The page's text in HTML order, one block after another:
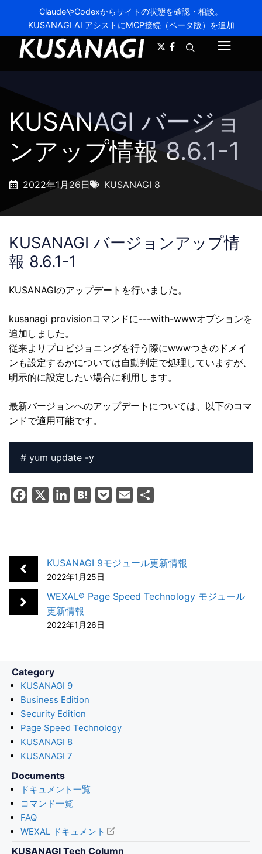
ClaudeやCodexからサイトの状態を確認・相談。
KUSANAGI AI アシストにMCP接続（ベータ版）を追加
ニ
KUSANAGI バージョ
ンアップ情報 8.6.1-1
2022年1月26日 KUSANAGI 8
KUSANAGI バージョンアップ情
報 8.6.1-1
KUSANAGIのアップデートを行いました。
kusanagi provisionコマンドに---with-wwwオプションを
追加しました。
従来よりプロビジョニングを行う際にwwwつきのドメイ
ンも設定するかについては自動判定で処理していますが、
明示的に設定したい場合に利用します。
最新バージョンへのアップデートについては、以下のコマ
ンドで適用可能です。
# yum update -y
o
e
d
I
n
n
a
e
l
KUSANAGI 9モジュール更新情報
2022年1月25日
WEXAL® Page Speed Technology モジュール
更新情報
2022年1月26日
Category
KUSANAGI 9
Business Edition
Security Edition
Page Speed Technology
KUSANAGI 8
KUSANAGI 7
Documents
ドキュメント一覧
コマンド一覧
FAQ
WEXAL ドキュメント
KUSANAGI Tech Column
A- A+